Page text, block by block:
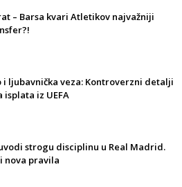
– Barsa kvari Atletikov najvažniji
i ljubavnička veza: Kontroverzni detalji
isplata iz UEFA
strogu disciplinu u Real Madrid.
nova pravila